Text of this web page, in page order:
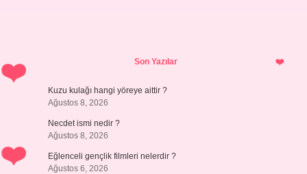
SidebarSon Yazılar
Kuzu kulağı hangi yöreye aittir ?
Ağustos 8, 2026
Necdet ismi nedir ?
Ağustos 8, 2026
Eğlenceli gençlik filmleri nelerdir ?
Ağustos 6, 2026